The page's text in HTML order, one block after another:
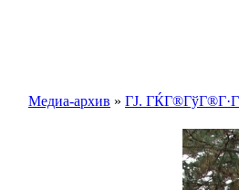
Медиа-архив » ГЈ.